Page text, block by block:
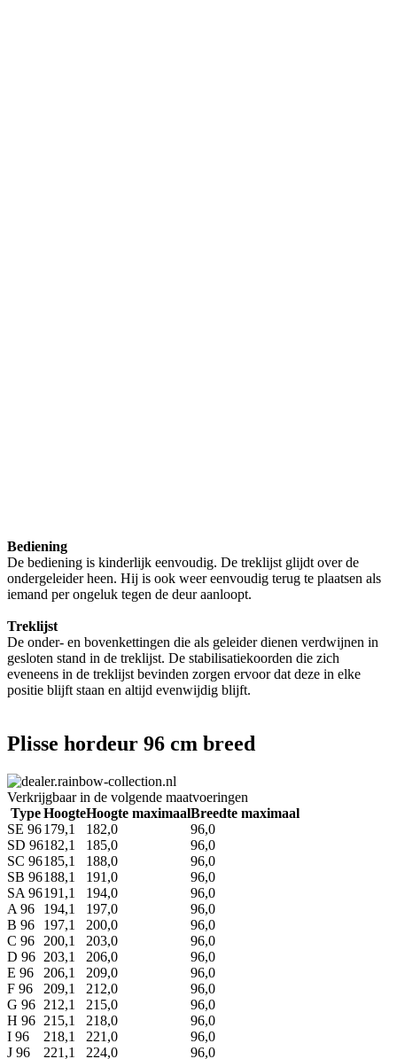
Bediening
De bediening is kinderlijk eenvoudig. De treklijst glijdt over de
ondergeleider heen. Hij is ook weer eenvoudig terug te plaatsen als
iemand per ongeluk tegen de deur aanloopt.
Treklijst
De onder- en bovenkettingen die als geleider dienen verdwijnen in
gesloten stand in de treklijst. De stabilisatiekoorden die zich
eveneens in de treklijst bevinden zorgen ervoor dat deze in elke
positie blijft staan en altijd evenwijdig blijft.
Plisse hordeur 96 cm breed
Verkrijgbaar in de volgende maatvoeringen
Type HoogteHoogte maximaalBreedte maximaal
SE 96179,1 182,0
96,0
SD 96182,1 185,0
96,0
SC 96185,1 188,0
96,0
SB 96188,1 191,0
96,0
SA 96191,1 194,0
96,0
A 96
194,1 197,0
96,0
B 96
197,1 200,0
96,0
C 96
200,1 203,0
96,0
D 96 203,1 206,0
96,0
E 96
206,1 209,0
96,0
F 96
209,1 212,0
96,0
G 96 212,1 215,0
96,0
H 96 215,1 218,0
96,0
I 96
218,1 221,0
96,0
J 96
221,1 224,0 96,0